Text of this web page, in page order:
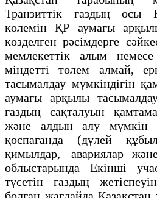
Транзиттік газдың осы
көлемін ҚР аумағы
көзделген рәсімдерге
мемлекеттік алым
міндетті төлем алмай,
тасымалдау мүмкіндігін
аумағы арқылы
газдың сақталуын
және алдын алу мүмкін
қоспағанда (дүлей
қимылдар, авариялар
облыстарында Екінші
түсетін газдың